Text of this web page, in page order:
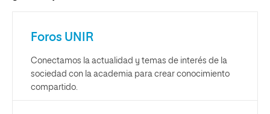
Foros UNIR
Conectamos la actualidad y temas de interés de la
sociedad con la academia para crear conocimiento
compartido.